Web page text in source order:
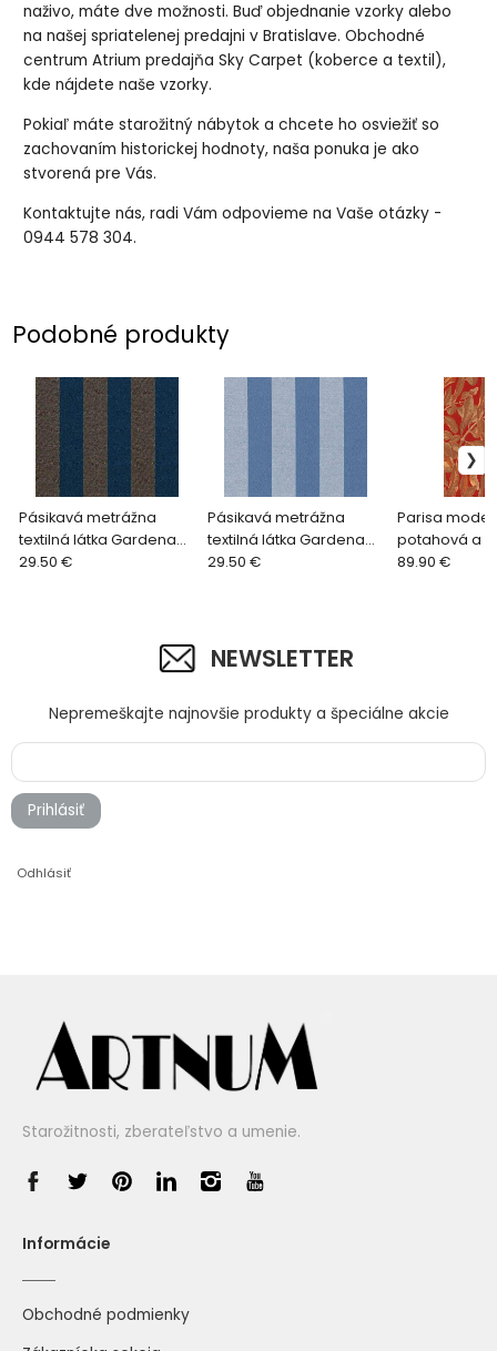
naživo, máte dve možnosti. Buď objednanie vzorky alebo
na našej spriatelenej predajni v Bratislave. Obchodné
centrum Atrium predajňa Sky Carpet (koberce a textil),
kde nájdete naše vzorky.
Pokiaľ máte starožitný nábytok a chcete ho osviežiť so
zachovaním historickej hodnoty, naša ponuka je ako
stvorená pre Vás.
Kontaktujte nás, radi Vám odpovieme na Vaše otázky -
0944 578 304.
Podobné produkty
Pásikavá metrážna
textilná látka Gardena
1968/570 modrá
29.50 €
Pásikavá metrážna
textilná látka Gardena
1968/500 modrá
29.50 €
Parisa
potahová a
látka 2187/327
89.90 €
NEWSLETTER
Nepremeškajte najnovšie produkty a špeciálne akcie
Prihlásiť
Odhlásiť
Starožitnosti, zberateľstvo a umenie.
Informácie
Obchodné podmienky